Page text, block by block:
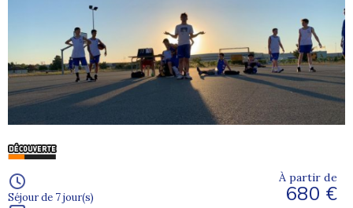
Séjour de 7 jour(s)
À partir de
680 €